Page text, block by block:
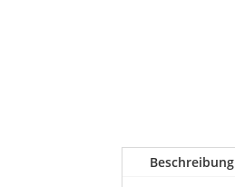
Beschreibung